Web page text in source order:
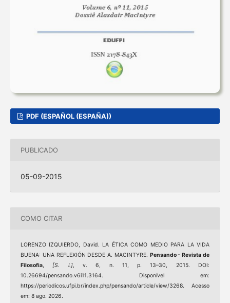
PDF (ESPAÑOL (ESPAÑA))
PUBLICADO
05-09-2015
COMO CITAR
LORENZO IZQUIERDO, David. LA ÉTICA COMO MEDIO PARA LA VIDA
BUENA: UNA REFLEXIÓN DESDE A. MACINTYRE. Pensando - Revista de
Filosofia,[S. l.], v. 6, n. 11, p. 13–30, 2015. DOI:
10.26694/pensando.v6i11.3164. Disponível em:
https://periodicos.ufpi.br/index.php/pensando/article/view/3268. Acesso
em: 8 ago. 2026.